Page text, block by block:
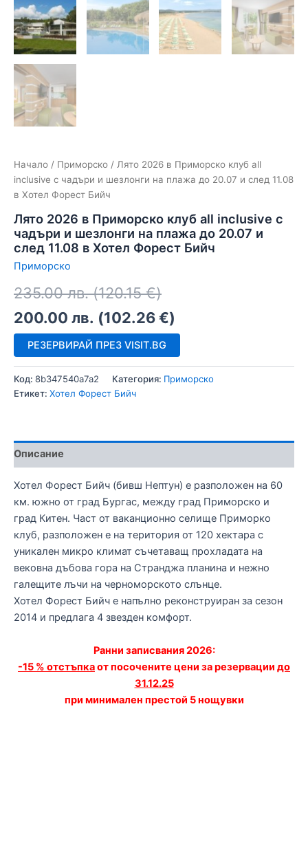
Начало / Приморско / Лято 2026 в Приморско клуб all
inclusive с чадъри и шезлонги на плажа до 20.07 и след 11.08
в Хотел Форест Бийч
Лято 2026 в Приморско клуб all inclusive с
чадъри и шезлонги на плажа до 20.07 и
след 11.08 в Хотел Форест Бийч
Приморско
235.00лв. (120.15€)
200.00 лв. (102.26€)
РЕЗЕРВИРАЙ ПРЕЗ VISIT.BG
Код: 8b347540a7a2 Категория: Приморско
Етикет: Хотел Форест Бийч
Описание
Хотел Форест Бийч (бивш Нептун) е разположен на 60
км. южно от град Бургас, между град Приморско и
град Китен. Част от ваканционно селище Приморко
клуб, разположен е на територия от 120 хектара с
уникален микро климат съчетаващ прохладата на
вековна дъбова гора на Странджа планина и нежно
галещите лъчи на черноморското слънце.
Хотел Форест Бийч е напълно реконструиран за сезон
2014 и предлага 4 звезден комфорт.
Ранни записвания 2026:
-15 % отстъпкаот посочените цени за резервации до
31.12.25
при минимален престой 5 нощувки